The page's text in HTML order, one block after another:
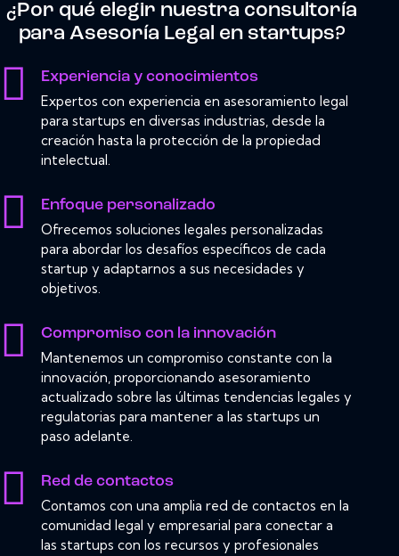
¿Por qué elegir nuestra consultoría
para Asesoría Legal en startups?
Experiencia y conocimientos
Expertos con experiencia en asesoramiento legal
para startups en diversas industrias, desde la
creación hasta la protección de la propiedad
intelectual.
Enfoque personalizado
Ofrecemos soluciones legales personalizadas
para abordar los desafíos específicos de cada
startup y adaptarnos a sus necesidades y
objetivos.
Compromiso con la innovación
Mantenemos un compromiso constante con la
innovación, proporcionando asesoramiento
actualizado sobre las últimas tendencias legales y
regulatorias para mantener a las startups un
paso adelante.
Red de contactos
Contamos con una amplia red de contactos en la
comunidad legal y empresarial para conectar a
las startups con los recursos y profesionales